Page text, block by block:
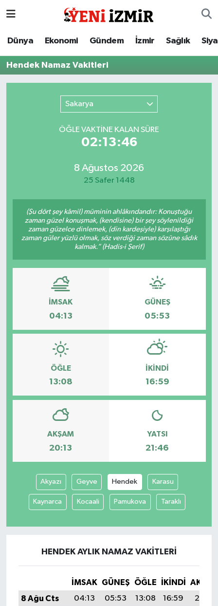
Dünya Ekonomi Gündem İzmir Sağlık
Hendek Namaz Vakitleri
Sakarya
ÖĞLE VAKTİNE KALAN SÜRE
02:13:46
8 Ağustos 2026
25 Safer 1448
(Şu dört şey kâmil) müminin ahlâkındandır: Konuştuğu
zaman güzel konuşmak, (kendisine) bir şey söylenildiği
zaman güzelce dinlemek, (din kardeşiyle) karşılaştığı
zaman güler yüzlü olmak, söz verdiği zaman sözüne sâdık
kalmak.” (Hadis-i Şerif)
İMSAK
04:13
GÜNEŞ
05:53
ÖĞLE
13:08
İKINDI
16:59
AKŞAM
20:13
YATSI
21:46
Akyazı Geyve Hendek Karasu
Kaynarca Kocaali Pamukova Taraklı
HENDEK AYLIK NAMAZ VAKITLERI
İMSAK GÜNEŞ ÖĞLE İKINDI
8 Ağu Cts
04:13 05:53 13:08 16:59
20:13
Dünya
Ekonomi
Resmi İlanlar
Spor
Teknoloji
Tatil ve Seyahat
Okul Gazetesi
İzmir Nöbetçi Eczaneler
İzmir Hava Durumu
İzmir Trafik Yoğunluk Haritası
Süper Lig Puan Durumu ve Fikstür
Haber Arşivi